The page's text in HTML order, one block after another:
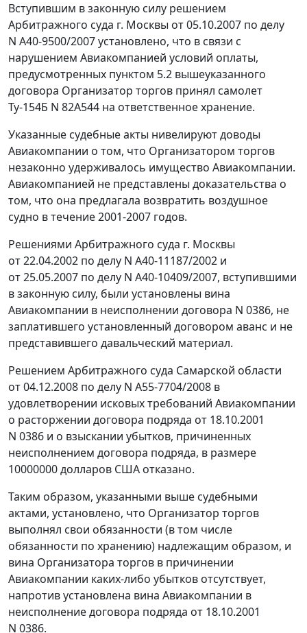
Вступившим в законную силу решением
Арбитражного суда г. Москвы от 05.10.2007 по делу
N А40-9500/2007 установлено, что в связи с
нарушением Авиакомпанией условий оплаты,
предусмотренных пунктом 5.2 вышеуказанного
договора Организатор торгов принял самолет
Ту-154Б N 82А544 на ответственное хранение.
Указанные судебные акты нивелируют доводы
Авиакомпании о том, что Организатором торгов
незаконно удерживалось имущество Авиакомпании.
Авиакомпанией не представлены доказательства о
том, что она предлагала возвратить воздушное
судно в течение 2001-2007 годов.
Решениями Арбитражного суда г. Москвы
от 22.04.2002 по делу N А40-11187/2002 и
от 25.05.2007 по делу N А40-10409/2007, вступившими
в законную силу, были установлены вина
Авиакомпании в неисполнении договора N 0386, не
заплатившего установленный договором аванс и не
представившего давальческий материал.
Решением Арбитражного суда Самарской области
от 04.12.2008 по делу N А55-7704/2008 в
удовлетворении исковых требований Авиакомпании
о расторжении договора подряда от 18.10.2001
N 0386 и о взыскании убытков, причиненных
неисполнением договора подряда, в размере
10000000 долларов США отказано.
Таким образом, указанными выше судебными
актами, установлено, что Организатор торгов
выполнял свои обязанности (в том числе
обязанности по хранению) надлежащим образом, и
вина Организатора торгов в причинении
Авиакомпании каких-либо убытков отсутствует,
напротив установлена вина Авиакомпании в
неисполнение договора подряда от 18.10.2001
N 0386.